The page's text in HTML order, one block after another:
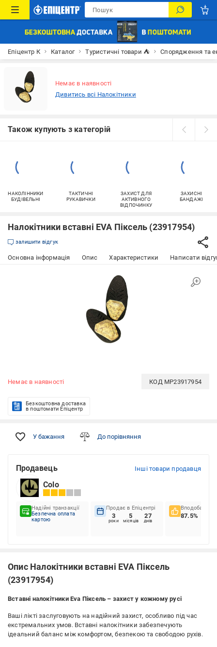
Епіцентр К Каталог Туристичні товари ⛺ Спорядження та
Немає в наявності
Дивитись всі Налокітники
Також купують з категорій
НАКОЛІННИКИ
БУДІВЕЛЬНІ
ТАКТИЧНІ
РУКАВИЧКИ
ЗАХИСТ ДЛЯ
АКТИВНОГО
ВІДПОЧИНКУ
ЗАХИСНІ
БАНДАЖІ
Налокітники вставні EVA Піксель (23917954)
залишити відгук
Основна інформація Опис Характеристики Написати
Немає в наявності КОД MP23917954
Безкоштовна доставка
в поштомати Епіцентр
У бажання До порівняння
Продавець Інші товари продавця
Colo
Надійні транзакції
Безпечна оплата
картою
Продає в Епіцентрі
3
роки
5
місяців
27
днів
Вподобання
87.5%
Опис Налокітники вставні EVA Піксель
(23917954)
Вставні налокітники Eva Піксель – захист у кожному русі
Ваші лікті заслуговують на надійний захист, особливо під час
екстремальних умов. Вставні налокітники забезпечують
ідеальний баланс між комфортом, безпекою та свободою рухів.